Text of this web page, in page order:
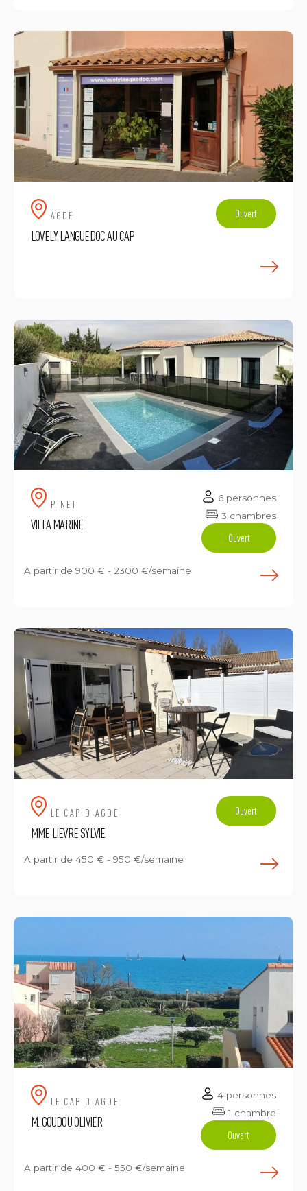
AGDE
LOVELY LANGUEDOC AU CAP
Ouvert
PINET
VILLA MARINE
6 personnes
3 chambres
Ouvert
A partir de 900 € - 2300 €/semaine
LE CAP D'AGDE
MME LIEVRE SYLVIE
Ouvert
A partir de 450 € - 950 €/semaine
LE CAP D'AGDE
M. GOUDOU OLIVIER
4 personnes
1 chambre
Ouvert
A partir de 400 € - 550 €/semaine